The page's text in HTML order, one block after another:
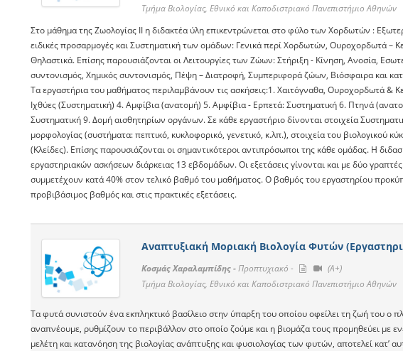
Τμήμα Βιολογίας, Εθνικό και Καποδιστριακό Πανεπιστήμιο Αθηνών
Στο μάθημα της Ζωολογίας ΙΙ η διδακτέα ύλη επικεντρώνεται στο φύλο των Χορδωτών :
ειδικές προσαρμογές και Συστηματική των ομάδων: Γενικά περί Χορδωτών, Ουροχορδωτά –
Θηλαστικά. Επίσης παρουσιάζονται οι Λειτουργίες των Zώων: Στήριξη - Κίνηση, Ανοσία,
συντονισμός, Χημικός συντονισμός, Πέψη – Διατροφή, Συμπεριφορά ζώων, Βιόσφαιρα και
Τα εργαστήρια του μαθήματος περιλαμβάνουν τις ασκήσεις:1. Χαιτόγναθα, Ουροχορδωτά
Ιχθύες (Συστηματική) 4. Αμφίβια (ανατομή) 5. Αμφίβια - Ερπετά: Συστηματική 6. Πτηνά
Συστηματική 9. Δομή αισθητηρίων οργάνων. Σε κάθε εργαστήριο δίνονται στοιχεία
μορφολογίας (συστήματα: πεπτικό, κυκλοφορικό, γενετικό, κ.λπ.), στοιχεία του βιολογικού
(Κλείδες). Επίσης παρουσιάζονται οι σημαντικότεροι αντιπρόσωποι της κάθε ομάδας. Η
εργαστηριακών ασκήσεων διάρκειας 13 εβδομάδων. Οι εξετάσεις γίνονται και με δύο
συμμετέχουν κατά 40% στον τελικό βαθμό του μαθήματος. Ο βαθμός του εργαστηρίου
προβιβάσιμος βαθμός και στις πρακτικές εξετάσεις.
Αναπτυξιακή Μοριακή Βιολογία Φυτών
Κοσμάς Χαραλαμπίδης -Προπτυχιακό -
(A+)
Τμήμα Βιολογίας, Εθνικό και Καποδιστριακό Πανεπιστήμιο Αθηνών
Τα φυτά συνιστούν ένα εκπληκτικό βασίλειο στην ύπαρξη του οποίου οφείλει τη ζωή του ο
αναπνέουμε, ρυθμίζουν το περιβάλλον στο οποίο ζούμε και η βιομάζα τους προμηθεύει με
μελέτη και κατανόηση της βιολογίας ανάπτυξης και φυσιολογίας των φυτών, αποτελεί κατ’